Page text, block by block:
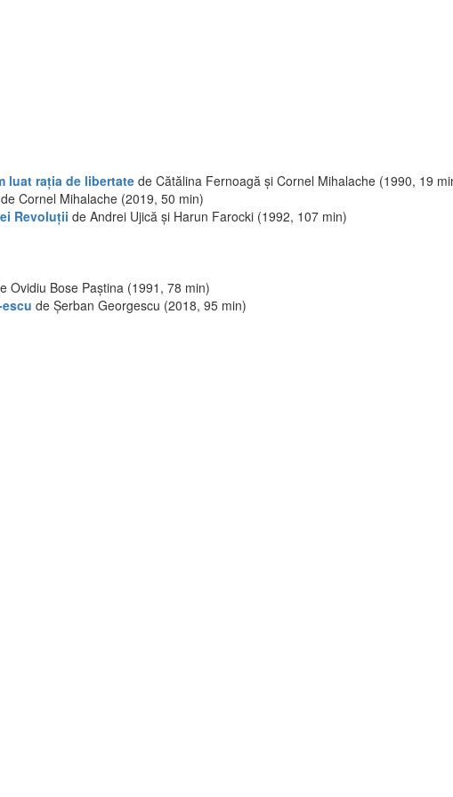
luat rația de libertate de Cătălina Fernoagă și Cornel Mihalache (1990, 19
de Cornel Mihalache (2019, 50 min)
Revoluții de Andrei Ujică și Harun Farocki (1992, 107 min)
Ovidiu Bose Paștina (1991, 78 min)
de Șerban Georgescu (2018, 95 min)